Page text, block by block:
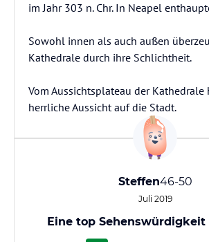
im Jahr 303 n. Chr. In Neapel
Sowohl innen als auch außen
Kathedrale durch ihre Schlichtheit.
Vom Aussichtsplateau der Kathedrale
herrliche Aussicht auf die Stadt.
Steffen46-50
Juli 2019
Eine top Sehenswürdigkeit